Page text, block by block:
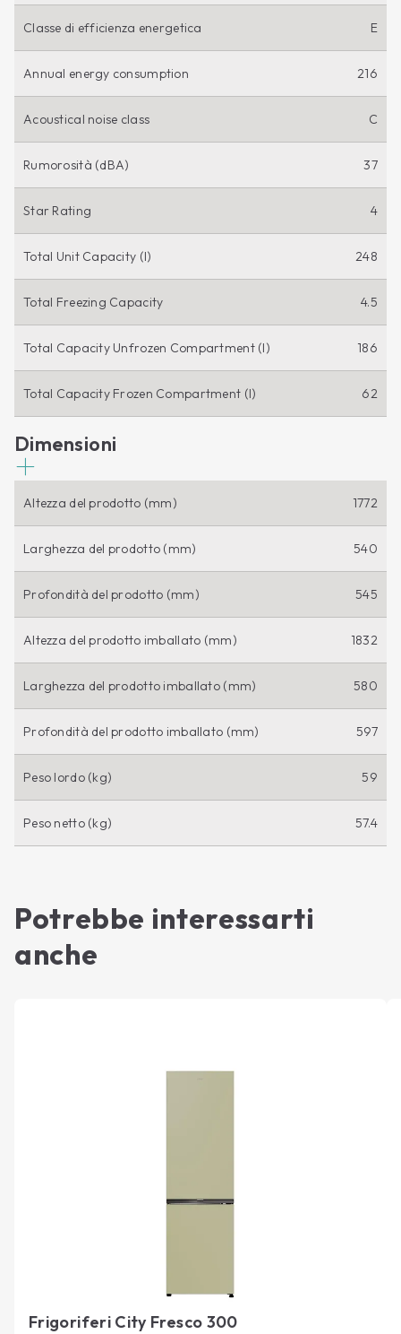
Classe di efficienza energetica E
Annual energy consumption 216
Acoustical noise class C
Rumorosità (dBA) 37
Star Rating 4
Total Unit Capacity (l) 248
Total Freezing Capacity 4.5
Total Capacity Unfrozen Compartment (l) 186
Total Capacity Frozen Compartment (l) 62
Dimensioni
Altezza del prodotto (mm) 1772
Larghezza del prodotto (mm) 540
Profondità del prodotto (mm) 545
Altezza del prodotto imballato (mm) 1832
Larghezza del prodotto imballato (mm) 580
Profondità del prodotto imballato (mm) 597
Peso lordo (kg) 59
Peso netto (kg) 57.4
Potrebbe interessarti
anche
Frigoriferi City Fresco 300